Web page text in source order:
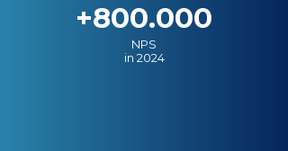
+800.000
NPS
in 2024